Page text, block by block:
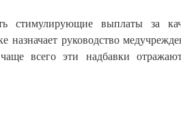
стимулирующие выплаты за
назначает руководство
всего эти надбавки